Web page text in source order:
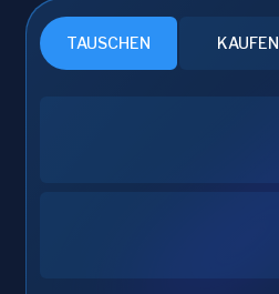
TAUSCHEN KAUFEN